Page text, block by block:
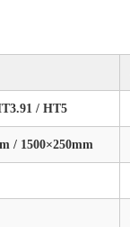
/ HT5
/ 1500×250mm